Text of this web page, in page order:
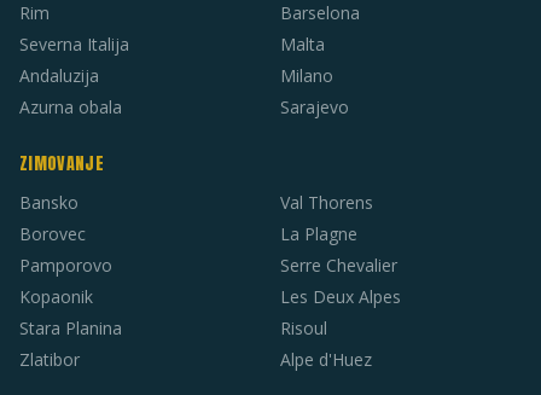
Rim
Severna Italija
Andaluzija
Azurna obala
Barselona
Malta
Milano
Sarajevo
ZIMOVANJE
Bansko
Borovec
Pamporovo
Kopaonik
Stara Planina
Zlatibor
Val Thorens
La Plagne
Serre Chevalier
Les Deux Alpes
Risoul
Alpe d'Huez